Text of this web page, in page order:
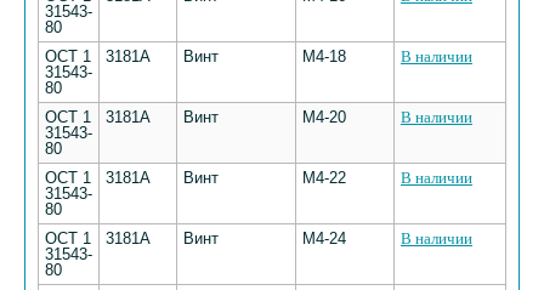
31543-
80
ОСТ 1
31543-
80
3181А Винт М4-18 В наличии
ОСТ 1
31543-
80
3181А Винт М4-20 В наличии
ОСТ 1
31543-
80
3181А Винт М4-22 В наличии
ОСТ 1
31543-
80
3181А Винт М4-24 В наличии